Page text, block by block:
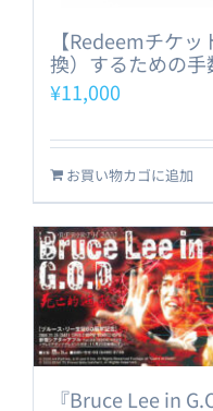
【Redeemチケ
換）するための手
¥11,000
お買い物カゴに追加
『Bruce Lee in